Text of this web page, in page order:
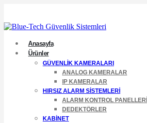
Anasayfa
Ürünler
GÜVENLIK KAMERALARI
ANALOG KAMERALAR
IP KAMERALAR
HIRSIZ ALARM SISTEMLERI
ALARM KONTROL PANELLERI
DEDEKTÖRLER
KABINET